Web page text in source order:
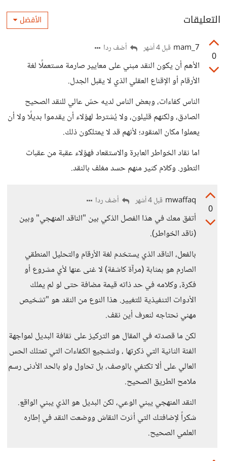
التعليقات الأفضل
0
mam_7 قبل 4 أشهر أضف ردا
الأهم أن يكون النقد مبني على معايير صارمة مستعملًا لغة
الأرقام أو الإقناع العقلي الذي لا يقبل الجدل.
الناس كفاءات، وبعض الناس لديه حسّ عالي للنقد الصحيح
الصادق، ولكنهم قليلون، ولا يُشترط لهؤلاء أن يقدموا بديلًا ولا أن
يعملوا مكان المنقود؛ لأنهم قد لا يمتلكون ذلك.
اما نقاد الخواطر العابرة والاستقعاد فهؤلاء عقبة من عقبات
التطور. وكلام كثير منهم حسد مغلف بالنقد.
0
mwaffaq قبل 4 أشهر أضف ردا
أتفق معك في هذا الفصل الذكي بين "الناقد المنهجي" وبين
(ناقد الخواطر).
بالفعل، الناقد الذي يستخدم لغة الأرقام والتحليل المنطقي
الصارم هو بمثابة (مرآة كاشفة) لا غنى عنها لأي مشروع أو
فكرة، وكلامه في حد ذاته قيمة مضافة حتى لو لم يملك
الأدوات التنفيذية للتغيير. هذا النوع من النقد هو "تشخيص
مهني نحتاجه لنعرف أين نقف.
لكن ما قصدته في المقال هو التركيز على ثقافة البديل لمواجهة
الفئة الثانية التي ذكرتها ، ولتشجيع الكفاءات التي تمتلك الحس
العالي على ألا تكتفي بالوصف، بل تحاول ولو بالحد الأدنى رسم
ملامح الطريق الصحيح.
النقد المنهجي يبني الوعي، لكن البديل هو الذي يبني الواقع.
شكراً لإضافتك التي أثرت النقاش ووضعت النقد في إطاره
العلمي الصحيح.